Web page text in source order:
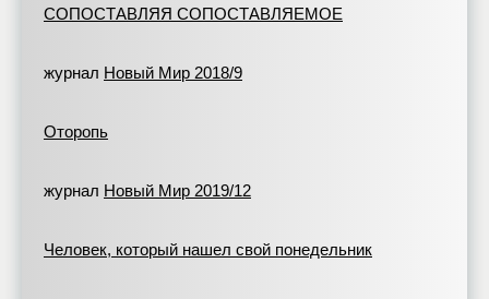
СОПОСТАВЛЯЯ СОПОСТАВЛЯЕМОЕ
журнал Новый Мир 2018/9
Оторопь
журнал Новый Мир 2019/12
Человек, который нашел свой понедельник